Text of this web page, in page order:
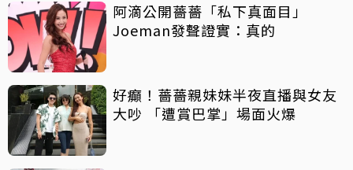
阿滴公開薔薔「私下真面目」
Joeman發聲證實：真的
好癲！薔薔親妹妹半夜直播與女友
大吵 「遭賞巴掌」場面火爆